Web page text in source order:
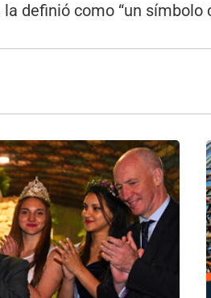
definió como “un símbolo